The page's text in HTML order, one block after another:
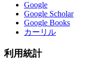
Google
Google Scholar
Google Books
カーリル
利用統計